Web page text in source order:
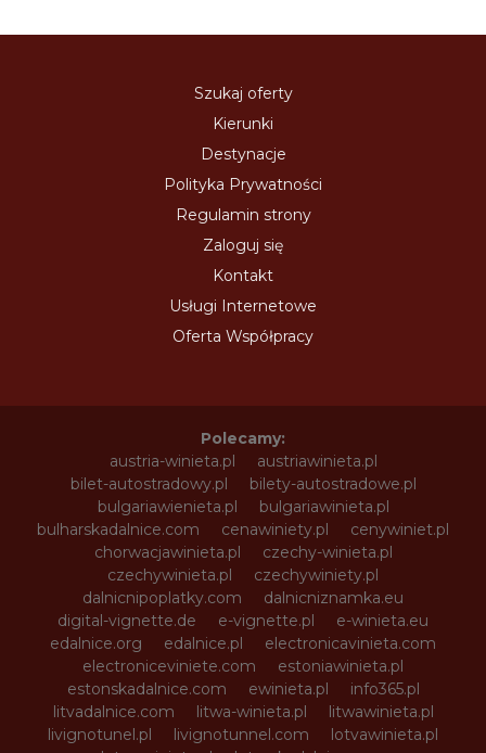
Szukaj oferty
Kierunki
Destynacje
Polityka Prywatności
Regulamin strony
Zaloguj się
Kontakt
Usługi Internetowe
Oferta Współpracy
Polecamy:
austria-winieta.pl
austriawinieta.pl
bilet-autostradowy.pl
bilety-autostradowe.pl
bulgariawienieta.pl
bulgariawinieta.pl
bulharskadalnice.com
cenawiniety.pl
cenywiniet.pl
chorwacjawinieta.pl
czechy-winieta.pl
czechywinieta.pl
czechywiniety.pl
dalnicnipoplatky.com
dalnicniznamka.eu
digital-vignette.de
e-vignette.pl
e-winieta.eu
edalnice.org
edalnice.pl
electronicavinieta.com
electroniceviniete.com
estoniawinieta.pl
estonskadalnice.com
ewinieta.pl
info365.pl
litvadalnice.com
litwa-winieta.pl
litwawinieta.pl
livignotunel.pl
livignotunnel.com
lotvawinieta.pl